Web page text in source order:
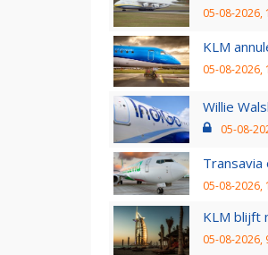
05-08-2026,
KLM
05-08-2026,
Willie
05-08-
05-08-2026,
KLM blijft
05-08-2026,